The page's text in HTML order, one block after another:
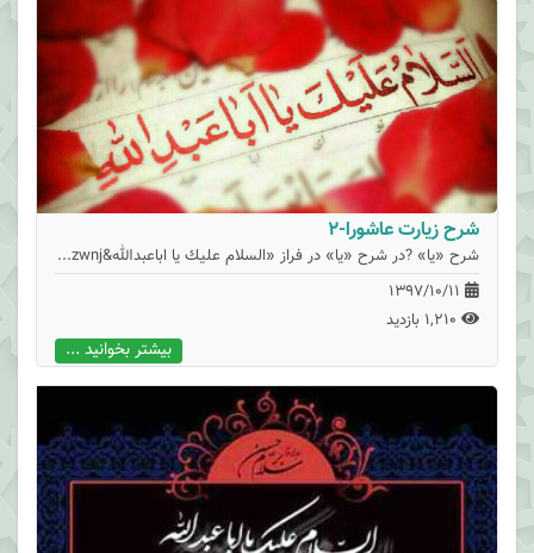
شرح زیارت عاشورا-2
شرح «يا» ?در شرح‌ «يا» در فراز «السلام‌ عليك‌ يا اباعبدالله&zwnj...
بیشتر بخوانید ...